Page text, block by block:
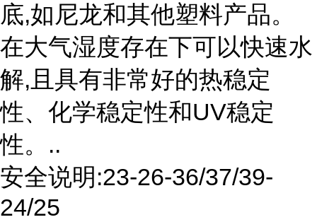
底,如尼龙和其他塑料产品。
在大气湿度存在下可以快速水
解,且具有非常好的热稳定
性、化学稳定性和UV稳定
性。..
安全说明:23-26-36/37/39-
24/25